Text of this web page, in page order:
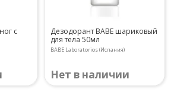
с
Дезодорант BABE шариковый
для тела 50мл
BABE Laboratorios (Испания)
Нет в наличии